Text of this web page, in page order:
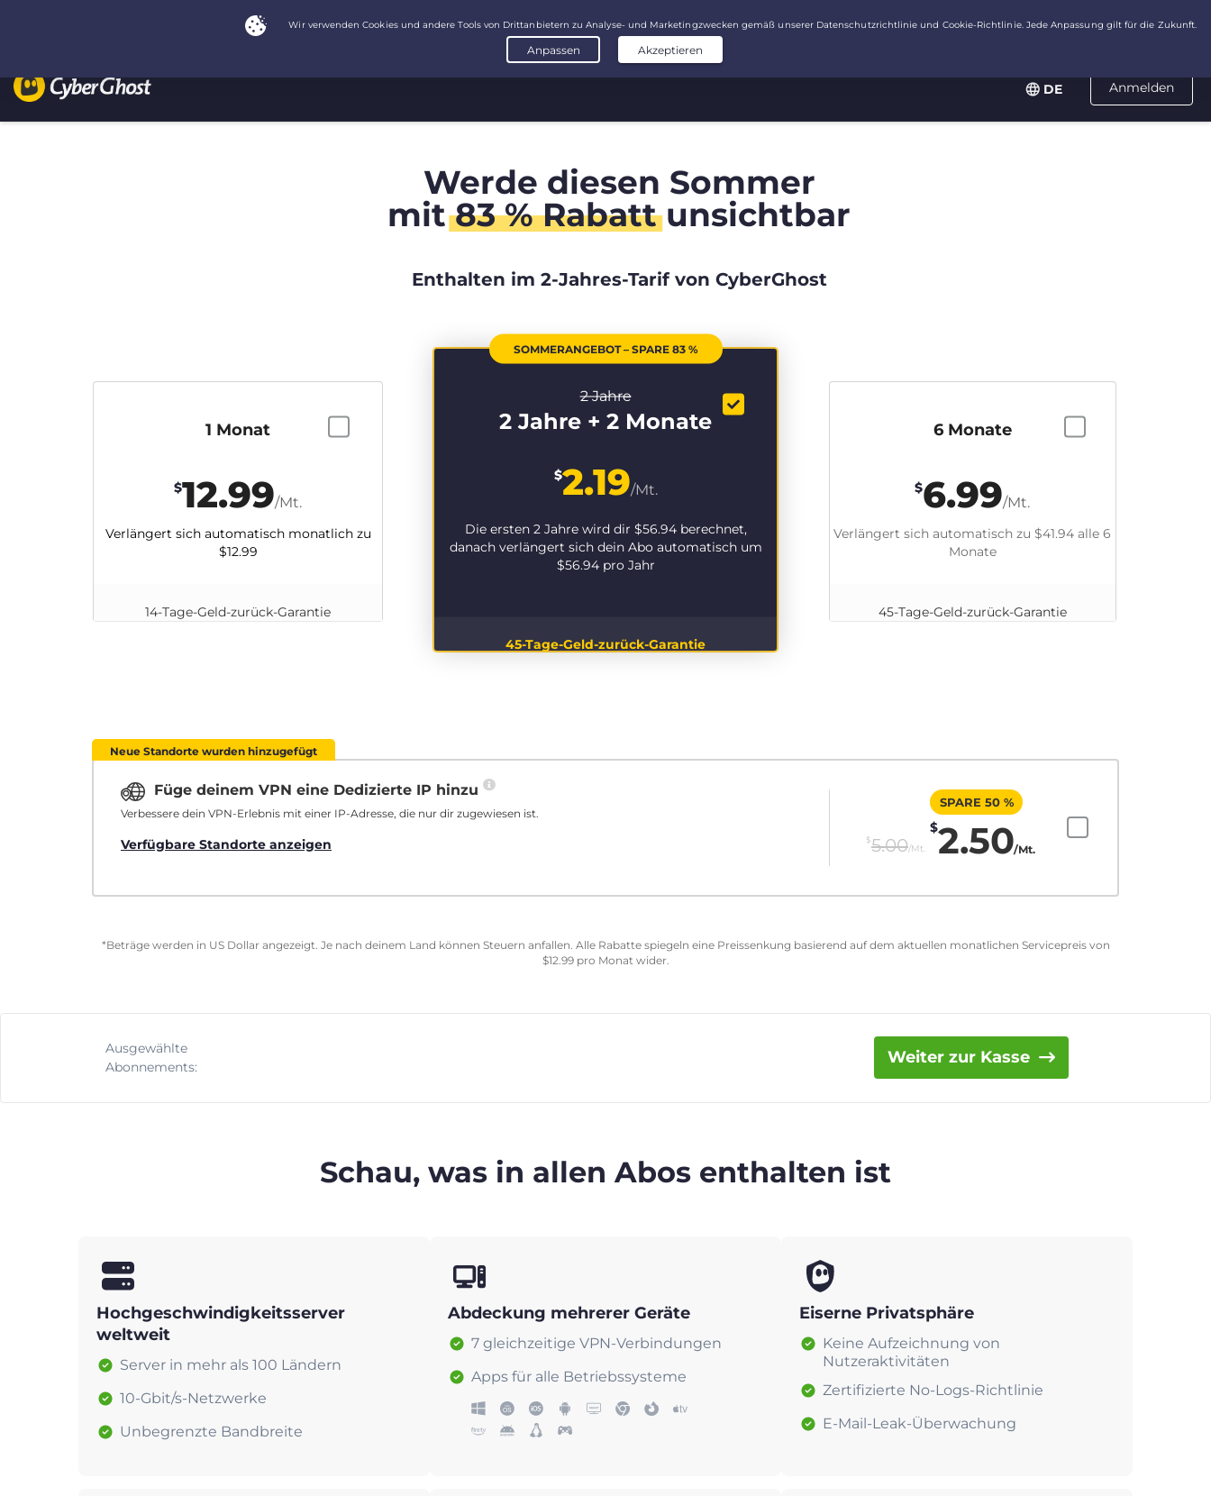
Anmelden
DE
Werde diesen Sommer
mit83 % Rabattunsichtbar
Enthalten im 2-Jahres-Tarif von CyberGhost
SOMMERANGEBOT – SPARE 83 %
2 Jahre
2 Jahre + 2 Monate
$2.19/Mt.
Die ersten 2 Jahre wird dir $56.94berechnet,
danach verlängert sich dein Abo automatisch um
$56.94pro Jahr
45-Tage-Geld-zurück-Garantie
6 Monate
$6.99/Mt.
Verlängert sich automatisch zu $41.94 alle 6
Monate
45-Tage-Geld-zurück-Garantie
1 Monat
$12.99/Mt.
Verlängert sich automatisch monatlich zu
$12.99
14-Tage-Geld-zurück-Garantie
Neue Standorte wurden hinzugefügt
Füge deinem VPN eine Dedizierte IP hinzu
Verbessere dein VPN-Erlebnis mit einer IP-Adresse, die nur dir zugewiesen ist.
Verfügbare Standorte anzeigen $5.00/Mt.
SPARE 50 %
$2.50/Mt.
*Beträge werden in US Dollar angezeigt. Je nach deinem Land können Steuern anfallen. Alle Rabatte spiegeln eine Preissenkung basierend auf dem aktuellen monatlichen Servicepreis von
$12.99pro Monat wider.
Ausgewählte
Abonnements:
Weiter zur Kasse
Schau, was in allen Abos enthalten ist
Hochgeschwindigkeitsserver
weltweit
Server in mehr als 100 Ländern
10-Gbit/s-Netzwerke
Unbegrenzte Bandbreite
Abdeckung mehrerer Geräte
7 gleichzeitige VPN-Verbindungen
Apps für alle Betriebssysteme
Eiserne Privatsphäre
Keine Aufzeichnung von
Nutzeraktivitäten
Zertifizierte No-Logs-Richtlinie
E-Mail-Leak-Überwachung